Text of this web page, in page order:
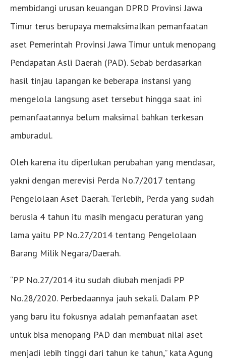
membidangi urusan keuangan DPRD Provinsi Jawa
Timur terus berupaya memaksimalkan pemanfaatan
aset Pemerintah Provinsi Jawa Timur untuk menopang
Pendapatan Asli Daerah (PAD). Sebab berdasarkan
hasil tinjau lapangan ke beberapa instansi yang
mengelola langsung aset tersebut hingga saat ini
pemanfaatannya belum maksimal bahkan terkesan
amburadul.
Oleh karena itu diperlukan perubahan yang mendasar,
yakni dengan merevisi Perda No.7/2017 tentang
Pengelolaan Aset Daerah. Terlebih, Perda yang sudah
berusia 4 tahun itu masih mengacu peraturan yang
lama yaitu PP No.27/2014 tentang Pengelolaan
Barang Milik Negara/Daerah.
“PP No.27/2014 itu sudah diubah menjadi PP
No.28/2020. Perbedaannya jauh sekali. Dalam PP
yang baru itu fokusnya adalah pemanfaatan aset
untuk bisa menopang PAD dan membuat nilai aset
menjadi lebih tinggi dari tahun ke tahun,” kata Agung